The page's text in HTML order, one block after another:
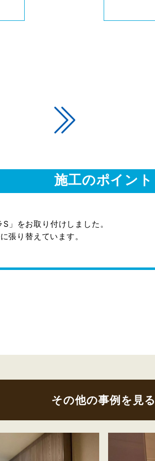
施工のポイント
」をお取り付けしました。
張り替えています。
その他の事例を見る